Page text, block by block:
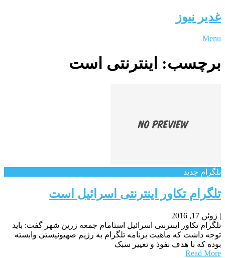
غدیر نیوز
Menu
برچسب: اینترنتی است
تلگرام جدید
تلگرام تکاور اینترنتی اسرائیل است
| ژوئن 17, 2016
تلگرام تکاور اینترنتی اسرائیل استامام جمعه زرین شهر گفت: باید
توجه داشت که ماهیت برنامه تلگرام به رژیم صهیونیستی وابسته
بوده که با هدف نفوذ و تغییر سبک
Read More